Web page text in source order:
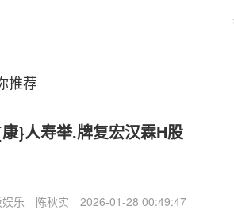
推荐
}人寿举.牌复宏汉霖H股
乐 陈秋实 2026-01-28 00:49:47